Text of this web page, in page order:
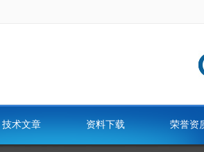
技术文章 资料下载 荣誉资